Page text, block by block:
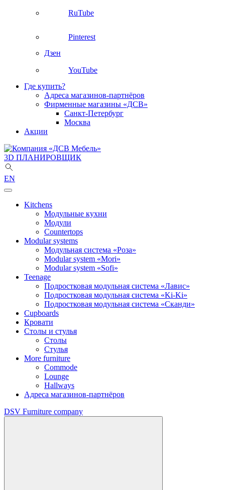
RuTube
Pinterest
Дзен
YouTube
Где купить?
Адреса магазинов-партнёров
Фирменные магазины «ДСВ»
Санкт-Петербург
Москва
Акции
3D ПЛАНИРОВЩИК
EN
Kitchens
Модульные кухни
Модули
Countertops
Modular systems
Модульная система «Роза»
Modular system «Mori»
Modular system «Sofi»
Teenage
Подростковая модульная система «Лавис»
Подростковая модульная система «Ki-Ki»
Подростковая модульная система «Сканди»
Cupboards
Кровати
Столы и стулья
Столы
Стулья
More furniture
Commode
Lounge
Hallways
Адреса магазинов-партнёров
DSV Furniture company